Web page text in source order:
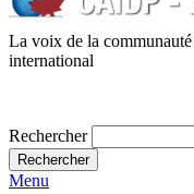
La voix de la
international
Rechercher
Menu